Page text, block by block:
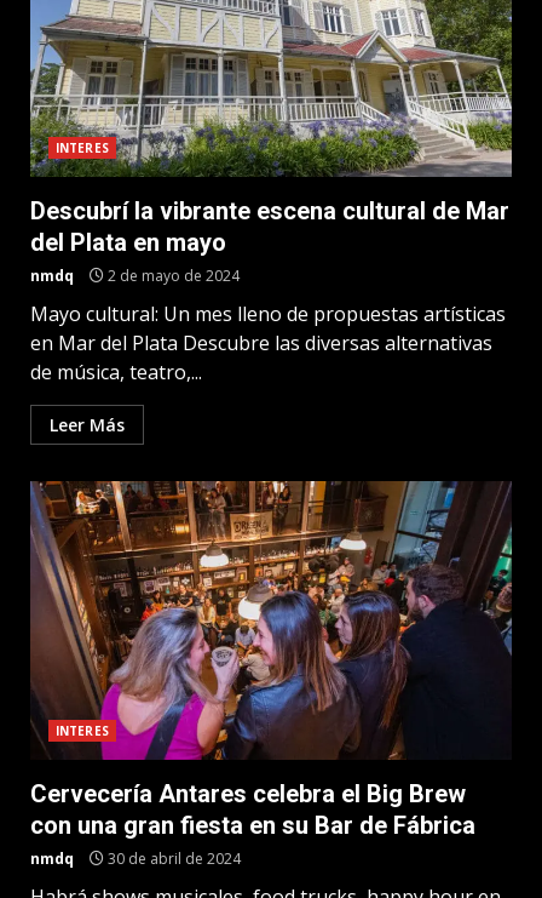
INTERES
Descubrí la vibrante escena cultural de Mar
del Plata en mayo
nmdq 2 de mayo de 2024
Mayo cultural: Un mes lleno de propuestas artísticas
en Mar del Plata Descubre las diversas alternativas
de música, teatro,...
Leer Más
INTERES
Cervecería Antares celebra el Big Brew
con una gran fiesta en su Bar de Fábrica
nmdq 30 de abril de 2024